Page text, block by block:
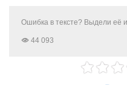
Ошибка в тексте? Выдели её и
44 093